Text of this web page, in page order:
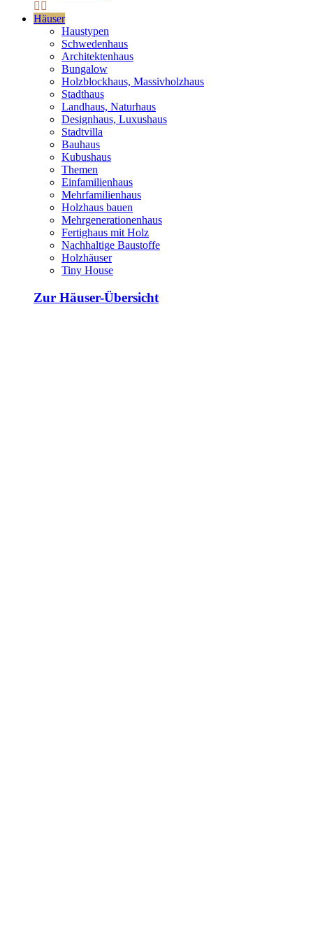
Häuser
Haustypen
Schwedenhaus
Architektenhaus
Bungalow
Holzblockhaus, Massivholzhaus
Stadthaus
Landhaus, Naturhaus
Designhaus, Luxushaus
Stadtvilla
Bauhaus
Kubushaus
Themen
Einfamilienhaus
Mehrfamilienhaus
Holzhaus bauen
Mehrgenerationenhaus
Fertighaus mit Holz
Nachhaltige Baustoffe
Holzhäuser
Tiny House
Zur Häuser-Übersicht